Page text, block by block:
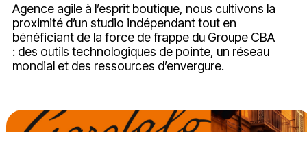
Agence agile à l’esprit boutique, nous cultivons la
proximité d’un studio indépendant tout en
bénéficiant de la force de frappe du Groupe CBA
: des outils technologiques de pointe, un réseau
mondial et des ressources d’envergure.